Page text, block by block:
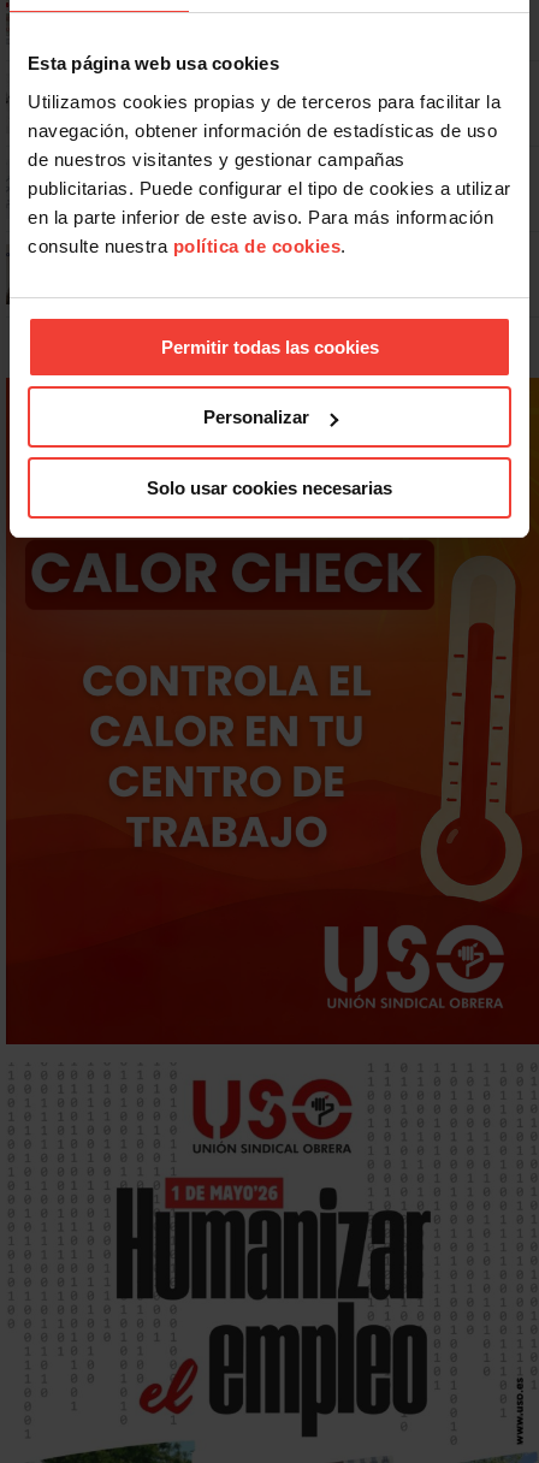
Esta página web usa cookies
Utilizamos cookies propias y de terceros para facilitar la
navegación, obtener información de estadísticas de uso
de nuestros visitantes y gestionar campañas
publicitarias. Puede configurar el tipo de cookies a utilizar
en la parte inferior de este aviso. Para más información
consulte nuestra política de cookies.
Permitir todas las cookies
Personalizar
Solo usar cookies necesarias
libre
Dudas frecuentes sobre las vacaciones
¿Puedo viajar estando de baja?